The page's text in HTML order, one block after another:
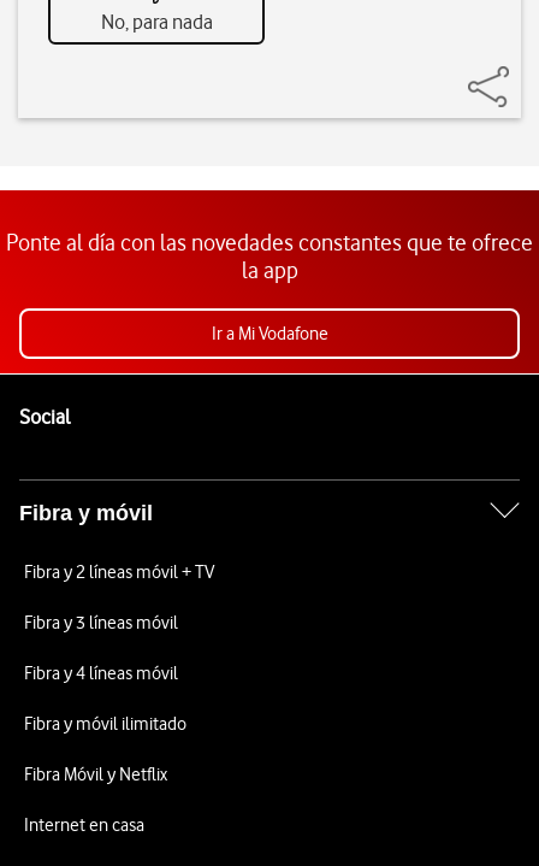
No, para nada
Ponte al día con las novedades constantes que te ofrece
la app
Ir a Mi Vodafone
SocialEnlaces a las redes sociales de Vodafone
Fibra y móvil
Fibra y 2 líneas móvil + TV
Fibra y 3 líneas móvil
Fibra y 4 líneas móvil
Fibra y móvil ilimitado
Fibra Móvil y Netflix
Internet en casa